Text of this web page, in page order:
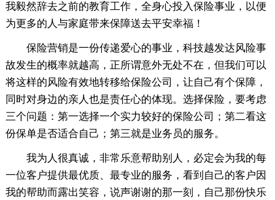
我毅然辞去之前的教育工作，全身心投入保险事业，以便
为更多的人与家庭带来保障送去平安幸福！
保险营销是一份传递爱心的事业，科技越发达风险事
故发生的概率就越高，正所谓意外无处不在，但我们可以
将这样的风险有效地转移给保险公司，让自己有个保障，
同时对身边的亲人也是责任心的体现。选择保险，要考虑
三个问题：第一选择一个实力较好的保险公司；第二看这
份保单是否适合自己；第三就是业务员的服务。
我为人很真诚，非常乐意帮助别人，必定会为我的每
一位客户提供最优质、最专业的服务，看到自己的客户因
我的帮助而露出笑容，说声谢谢的那一刻，自己那份快乐